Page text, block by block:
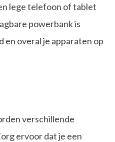
lege telefoon of tablet
powerbank is
en overal je apparaten op
verschillende
ervoor dat je een